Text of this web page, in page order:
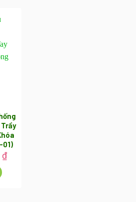
Trầy
01)
₫Giá
hiện